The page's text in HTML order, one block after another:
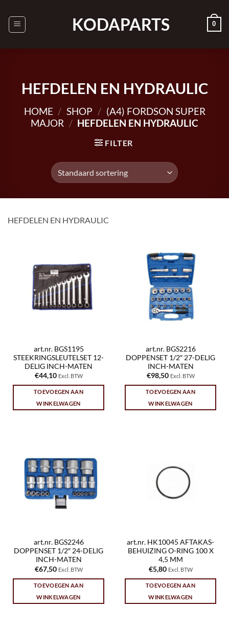
naar
inhoud
KODAPARTS 0
HEFDELEN EN HYDRAULIC
HOME / SHOP / (A4) FORDSON SUPER
MAJOR / HEFDELEN EN HYDRAULIC
FILTER
HEFDELEN EN HYDRAULIC
art.nr. BGS1195
STEEKRINGSLEUTELSET 12-
DELIG INCH-MATEN
€44,10 Excl. BTW
TOEVOEGEN AAN
WINKELWAGEN
art.nr. BGS2216
DOPPENSET 1/2″ 27-DELIG
INCH-MATEN
€98,50 Excl. BTW
TOEVOEGEN AAN
WINKELWAGEN
art.nr. BGS2246
DOPPENSET 1/2″ 24-DELIG
INCH-MATEN
€67,50 Excl. BTW
TOEVOEGEN AAN
WINKELWAGEN
art.nr. HK10045 AFTAKAS-
BEHUIZING O-RING 100 X
4,5 MM
€5,80 Excl. BTW
TOEVOEGEN AAN
WINKELWAGEN